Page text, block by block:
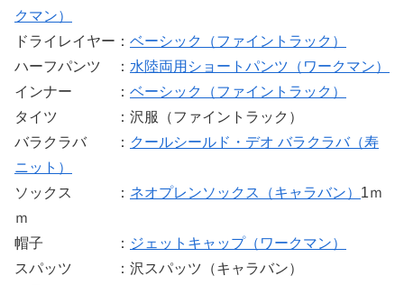
クマン）
ドライレイヤー： ベーシック（ファイントラック）
ハーフパンツ ： 水陸両用ショートパンツ（ワークマン）
インナー ： ベーシック（ファイントラック）
タイツ ：沢服（ファイントラック）
バラクラバ ： クールシールド・デオ バラクラバ（寿
ニット）
ソックス ： ネオプレンソックス（キャラバン） 1ｍ
ｍ
帽子 ： ジェットキャップ（ワークマン）
スパッツ ：沢スパッツ（キャラバン）